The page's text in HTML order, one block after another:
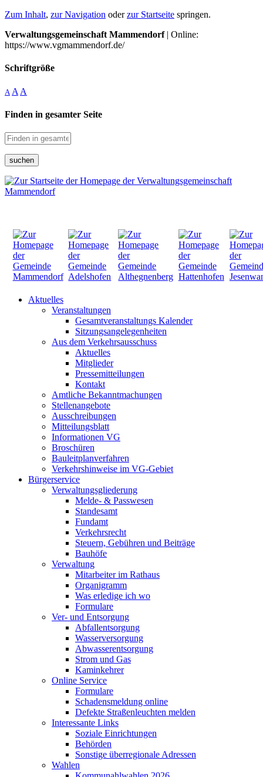
Zum Inhalt, zur Navigation oderzur Startseite springen.
Verwaltungsgemeinschaft Mammendorf| Online:
https://www.vgmammendorf.de/
Schriftgröße
A A A
Finden in gesamter Seite
suchen
Aktuelles
Veranstaltungen
Gesamtveranstaltungs Kalender
Sitzungsangelegenheiten
Aus dem Verkehrsausschuss
Aktuelles
Mitglieder
Pressemitteilungen
Kontakt
Amtliche Bekanntmachungen
Stellenangebote
Ausschreibungen
Mitteilungsblatt
Informationen VG
Broschüren
Bauleitplanverfahren
Verkehrshinweise im VG-Gebiet
Bürgerservice
Verwaltungsgliederung
Melde- & Passwesen
Standesamt
Fundamt
Verkehrsrecht
Steuern, Gebühren und Beiträge
Bauhöfe
Verwaltung
Mitarbeiter im Rathaus
Organigramm
Was erledige ich wo
Formulare
Ver- und Entsorgung
Abfallentsorgung
Wasserversorgung
Abwasserentsorgung
Strom und Gas
Kaminkehrer
Online Service
Formulare
Schadensmeldung online
Defekte Straßenleuchten melden
Interessante Links
Soziale Einrichtungen
Behörden
Sonstige überregionale Adressen
Wahlen